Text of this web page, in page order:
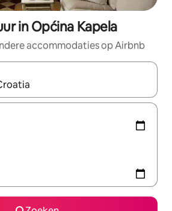
in Općina Kapela
accommodaties op Airbnb
beschikbaar zijn, maak je een keuze